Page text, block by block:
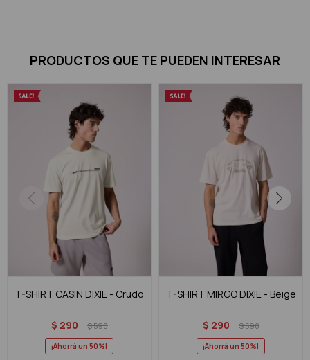
PRODUCTOS QUE TE PUEDEN INTERESAR
T-SHIRT CASIN DIXIE - Crudo
$ 290 $590
50
T-SHIRT MIRGO DIXIE - Beige
$ 290 $590
50